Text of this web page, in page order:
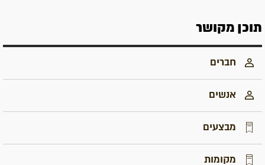
תוכן מקושר
חברים
אנשים
מבצעים
מקומות